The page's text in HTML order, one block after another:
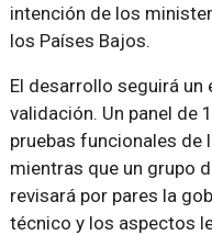
intención de los
los Países Bajos.
El desarrollo seguirá
validación. Un panel de
pruebas funcionales de
mientras que un grupo
revisará por pares la
técnico y los aspectos